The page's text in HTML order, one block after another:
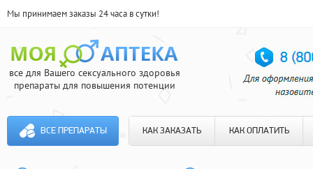
Мы принимаем заказы 24 часа в сутки!
все для Вашего сексуального здоровья
препараты для повышения потенции
ВСЕ ПРЕПАРАТЫ КАК ЗАКАЗАТЬ КАК ОПЛАТИТЬ